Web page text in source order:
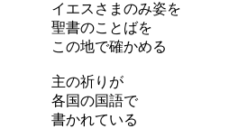
スさまのみ姿を
書のことばを
地で確かめる
の祈りが
国の国語で
かれている